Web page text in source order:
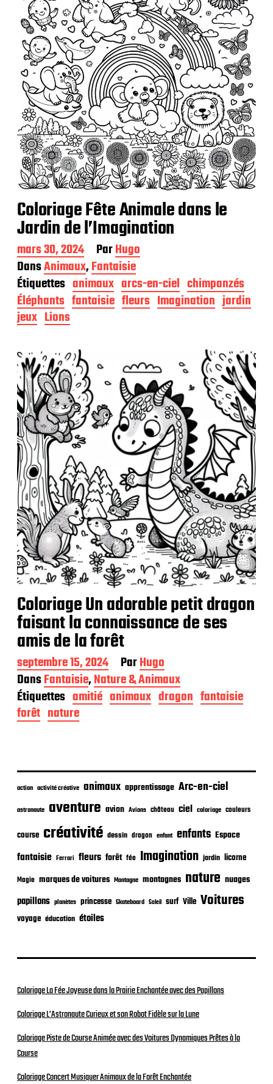
a
n
Coloriage Fête Animale dans le
Jardin de l’Imagination
D
a
t
e
d
e
p
b
l
i
c
a
t
i
o
n
mars 30, 2024 ParHugo
DansAnimaux,Fantaisie
Étiquettes animaux arcs-en-ciel chimpanzés
Éléphants fantaisie fleurs Imagination jardin
jeux Lions
Coloriage Un adorable petit dragon
faisant la connaissance de ses
amis de la forêt
D
a
t
e
d
e
l
i
a
i
n
septembre 15, 2024 ParHugo
DansFantaisie,Nature & Animaux
Étiquettes amitié animaux dragon fantaisie
forêt nature
action activité créative animaux apprentissage Arc-en-ciel
astronaute aventure avion Avions château ciel coloriage couleurs
course créativité dessin dragon enfant enfants Espace
fantaisie Ferrari fleurs forêt fée Imagination jardin licorne
Magie marques de voitures Montagne montagnes nature nuages
papillons planètes princesse Skateboard Soleil surf Ville Voitures
voyage éducation étoiles
Coloriage La Fée Joyeuse dans la Prairie Enchantée avec des Papillons
Coloriage L’Astronaute Curieux et son Robot Fidèle sur la Lune
Coloriage Piste de Course Animée avec des Voitures Dynamiques Prêtes à la
Course
Coloriage Concert Musiquer Animaux de la Forêt Enchantée